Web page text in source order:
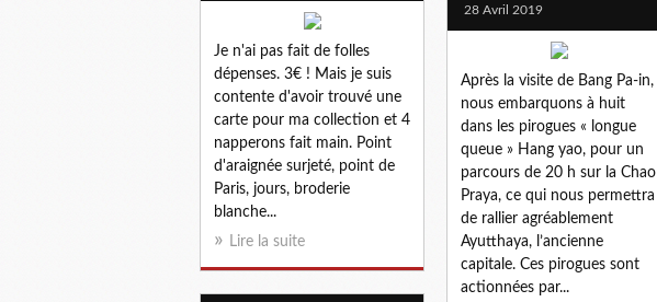
Je n'ai pas fait de folles
dépenses. 3€ ! Mais je suis
contente d'avoir trouvé une
carte pour ma collection et 4
napperons fait main. Point
d'araignée surjeté, point de
Paris, jours, broderie
blanche...
Lire la suite
28 Avril 2019
Après la visite de Bang Pa-in,
nous embarquons à huit
dans les pirogues « longue
queue » Hang yao, pour un
parcours de 20 h sur la Chao
Praya, ce qui nous permettra
de rallier agréablement
Ayutthaya, l’ancienne
capitale. Ces pirogues sont
actionnées par...